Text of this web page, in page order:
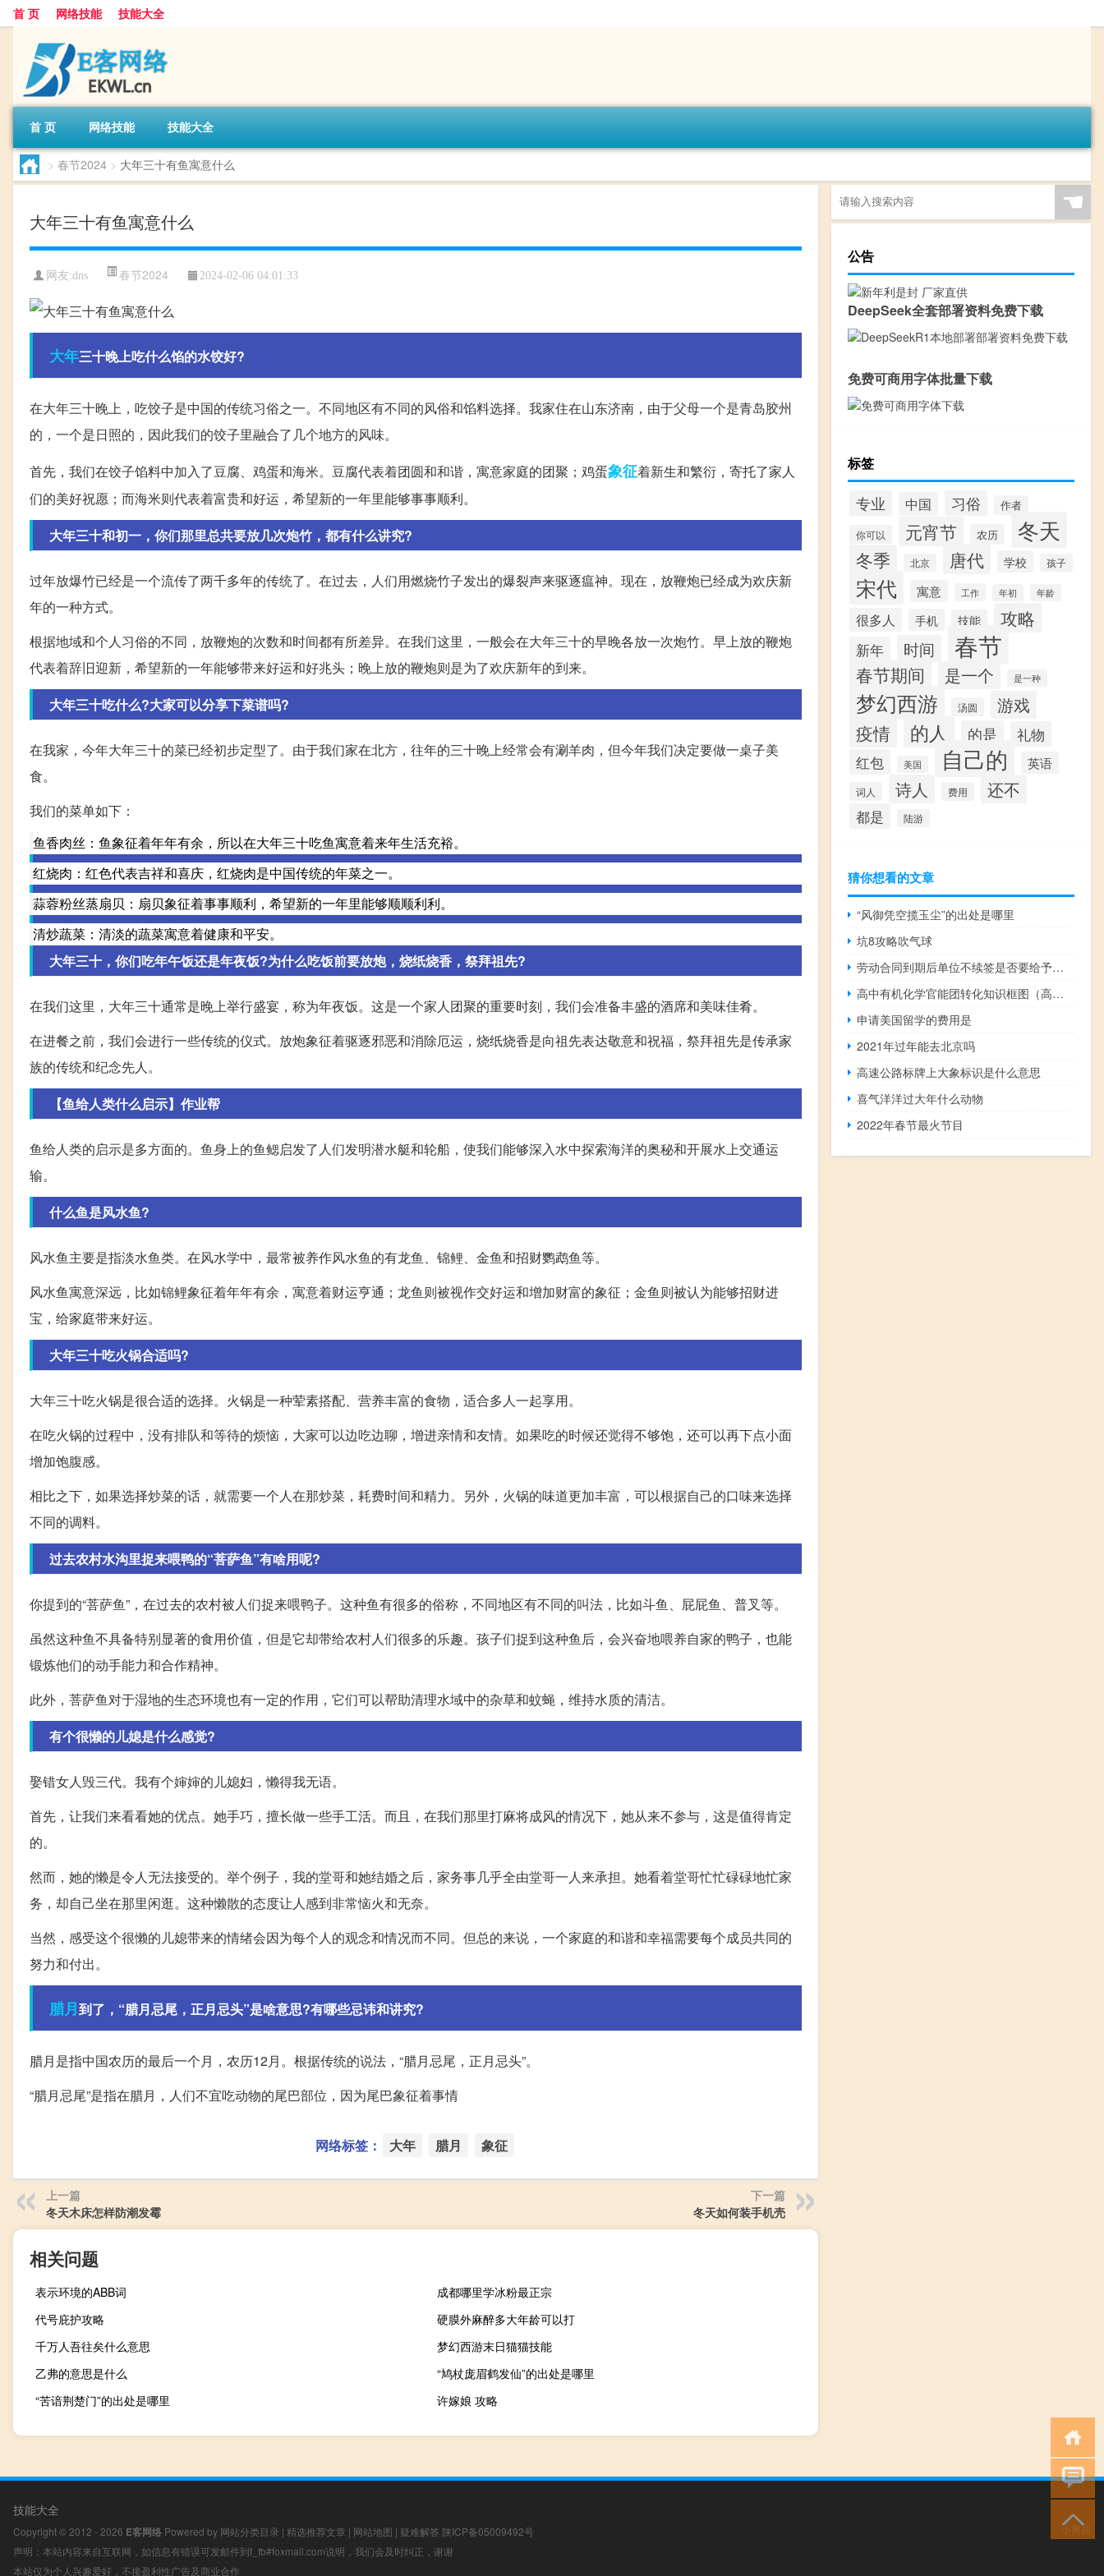
首 页 网络技能 技能大全
首 页 网络技能 技能大全
> 春节2024 > 大年三十有鱼寓意什么
大年三十有鱼寓意什么
网友:dns 春节2024 2024-02-06 04:01:33
大年三十晚上吃什么馅的水饺好?
在大年三十晚上，吃饺子是中国的传统习俗之一。不同地区有不同的风俗和馅料选择。我家住在山东济南，由于父母一个是青岛胶州
的，一个是日照的，因此我们的饺子里融合了几个地方的风味。
首先，我们在饺子馅料中加入了豆腐、鸡蛋和海米。豆腐代表着团圆和和谐，寓意家庭的团聚；鸡蛋象征着新生和繁衍，寄托了家人
们的美好祝愿；而海米则代表着富贵和好运，希望新的一年里能够事事顺利。
大年三十和初一，你们那里总共要放几次炮竹，都有什么讲究?
过年放爆竹已经是一个流传了两千多年的传统了。在过去，人们用燃烧竹子发出的爆裂声来驱逐瘟神。现在，放鞭炮已经成为欢庆新
年的一种方式。
根据地域和个人习俗的不同，放鞭炮的次数和时间都有所差异。在我们这里，一般会在大年三十的早晚各放一次炮竹。早上放的鞭炮
代表着辞旧迎新，希望新的一年能够带来好运和好兆头；晚上放的鞭炮则是为了欢庆新年的到来。
大年三十吃什么?大家可以分享下菜谱吗?
在我家，今年大年三十的菜已经初步定型了。由于我们家在北方，往年的三十晚上经常会有涮羊肉，但今年我们决定要做一桌子美
食。
我们的菜单如下：
鱼香肉丝：鱼象征着年年有余，所以在大年三十吃鱼寓意着来年生活充裕。
红烧肉：红色代表吉祥和喜庆，红烧肉是中国传统的年菜之一。
蒜蓉粉丝蒸扇贝：扇贝象征着事事顺利，希望新的一年里能够顺顺利利。
清炒蔬菜：清淡的蔬菜寓意着健康和平安。
大年三十，你们吃年午饭还是年夜饭?为什么吃饭前要放炮，烧纸烧香，祭拜祖先?
在我们这里，大年三十通常是晚上举行盛宴，称为年夜饭。这是一个家人团聚的重要时刻，我们会准备丰盛的酒席和美味佳肴。
在进餐之前，我们会进行一些传统的仪式。放炮象征着驱逐邪恶和消除厄运，烧纸烧香是向祖先表达敬意和祝福，祭拜祖先是传承家
族的传统和纪念先人。
【鱼给人类什么启示】作业帮
鱼给人类的启示是多方面的。鱼身上的鱼鳃启发了人们发明潜水艇和轮船，使我们能够深入水中探索海洋的奥秘和开展水上交通运
输。
什么鱼是风水鱼?
风水鱼主要是指淡水鱼类。在风水学中，最常被养作风水鱼的有龙鱼、锦鲤、金鱼和招财鹦鹉鱼等。
风水鱼寓意深远，比如锦鲤象征着年年有余，寓意着财运亨通；龙鱼则被视作交好运和增加财富的象征；金鱼则被认为能够招财进
宝，给家庭带来好运。
大年三十吃火锅合适吗?
大年三十吃火锅是很合适的选择。火锅是一种荤素搭配、营养丰富的食物，适合多人一起享用。
在吃火锅的过程中，没有排队和等待的烦恼，大家可以边吃边聊，增进亲情和友情。如果吃的时候还觉得不够饱，还可以再下点小面
增加饱腹感。
相比之下，如果选择炒菜的话，就需要一个人在那炒菜，耗费时间和精力。另外，火锅的味道更加丰富，可以根据自己的口味来选择
不同的调料。
过去农村水沟里捉来喂鸭的“菩萨鱼”有啥用呢?
你提到的“菩萨鱼”，在过去的农村被人们捉来喂鸭子。这种鱼有很多的俗称，不同地区有不同的叫法，比如斗鱼、屁屁鱼、普叉等。
虽然这种鱼不具备特别显著的食用价值，但是它却带给农村人们很多的乐趣。孩子们捉到这种鱼后，会兴奋地喂养自家的鸭子，也能
锻炼他们的动手能力和合作精神。
此外，菩萨鱼对于湿地的生态环境也有一定的作用，它们可以帮助清理水域中的杂草和蚊蝇，维持水质的清洁。
有个很懒的儿媳是什么感觉?
娶错女人毁三代。我有个婶婶的儿媳妇，懒得我无语。
首先，让我们来看看她的优点。她手巧，擅长做一些手工活。而且，在我们那里打麻将成风的情况下，她从来不参与，这是值得肯定
的。
然而，她的懒是令人无法接受的。举个例子，我的堂哥和她结婚之后，家务事几乎全由堂哥一人来承担。她看着堂哥忙忙碌碌地忙家
务，却自己坐在那里闲逛。这种懒散的态度让人感到非常恼火和无奈。
当然，感受这个很懒的儿媳带来的情绪会因为每个人的观念和情况而不同。但总的来说，一个家庭的和谐和幸福需要每个成员共同的
努力和付出。
腊月到了，“腊月忌尾，正月忌头”是啥意思?有哪些忌讳和讲究?
腊月是指中国农历的最后一个月，农历12月。根据传统的说法，“腊月忌尾，正月忌头”。
“腊月忌尾”是指在腊月，人们不宜吃动物的尾巴部位，因为尾巴象征着事情
网络标签： 大年 腊月 象征
上一篇
冬天木床怎样防潮发霉
下一篇
冬天如何装手机壳
相关问题
表示环境的ABB词
成都哪里学冰粉最正宗
代号庇护攻略
硬膜外麻醉多大年龄可以打
千万人吾往矣什么意思
梦幻西游末日猫猫技能
乙弗的意思是什么
“鸠杖庞眉鹤发仙”的出处是哪里
“苦谙荆楚门”的出处是哪里
许嫁娘 攻略
☚
公告
DeepSeek全套部署资料免费下载
免费可商用字体批量下载
标签
专业 中国 习俗 作者
你可以 元宵节 农历 冬天
冬季 北京 唐代 学校 孩子
宋代 寓意 工作 年初 年龄
很多人 手机 技能 攻略
新年 时间 春节
春节期间 是一个 是一种
梦幻西游 汤圆 游戏
疫情 的人 的是
礼物
红包
美国 自己的 英语
词人 诗人 费用 还不
都是 陆游
猜你想看的文章
“风御凭空揽玉尘”的出处是哪里
坑8攻略吹气球
劳动合同到期后单位不续签是否要给予补偿
高中有机化学官能团转化知识框图（高中有机化学官能团）
申请美国留学的费用是
2021年过年能去北京吗
高速公路标牌上大象标识是什么意思
喜气洋洋过大年什么动物
2022年春节最火节目
技能大全
Copyright © 2012 - 2026 E客网络 Powered by 网站分类目录 | 精选推荐文章 | 网站地图 | 疑难解答 陕ICP备05009492号
声明：本站内容来自互联网，如信息有错误可发邮件到f_fb#foxmail.com说明，我们会及时纠正，谢谢
本站仅为个人兴趣爱好，不接盈利性广告及商业合作
小男孩